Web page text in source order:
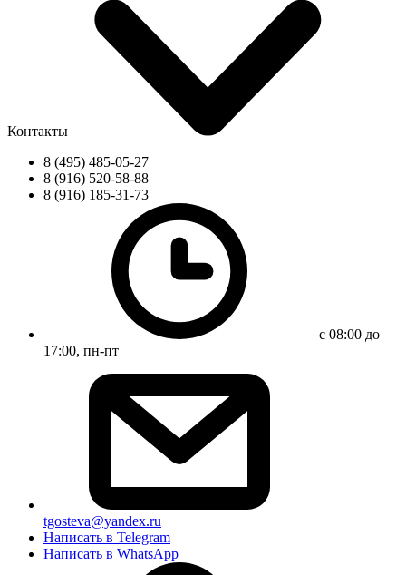
Контакты
8 (495) 485-05-27
8 (916) 520-58-88
8 (916) 185-31-73
с 08:00 до
17:00, пн-пт
tgosteva@yandex.ru
Написать в Telegram
Написать в WhatsApp